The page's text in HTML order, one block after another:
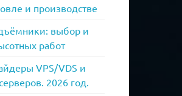
и производстве
выбор и
работ
VPS/VDS и
2026 год.